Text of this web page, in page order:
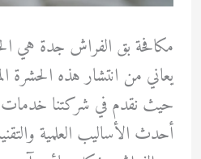
مكافحة بق الفراش جدة هي
يعاني من انتشار هذه الحشرة
حيث نقدم في شركتنا خدمات
أحدث الأساليب العلمية